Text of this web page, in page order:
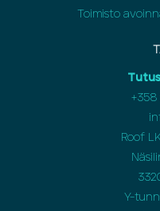
Toimisto
+358
Roof
Y-